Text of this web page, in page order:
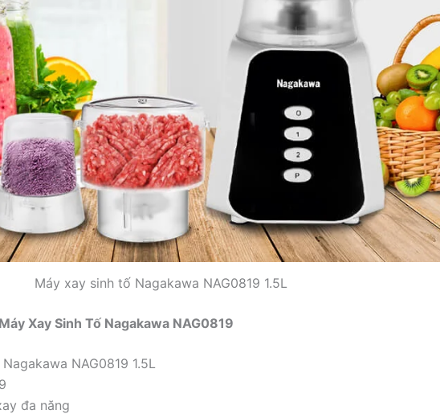
Máy xay sinh tố Nagakawa NAG0819 1.5L
Xay Sinh Tố Nagakawa NAG0819
NAG0819 1.5L
đa năng